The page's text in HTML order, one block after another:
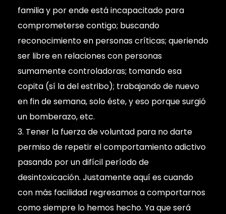
familia y por ende está incapacitado para
comprometerse contigo; buscando
reconocimiento en personas críticas; queriendo
ser libre en relaciones con personas
sumamente controladoras; tomando esa
copita (sí la del estribo); trabajando de nuevo
en fin de semana, solo éste, y eso porque surgió
un bomberazo, etc.
Tener la fuerza de voluntad para no darte
permiso de repetir el comportamiento adictivo
pasando por un difícil período de
desintoxicación. Justamente aquí es cuando
con más facilidad regresamos a comportarnos
como siempre lo hemos hecho. Ya que será